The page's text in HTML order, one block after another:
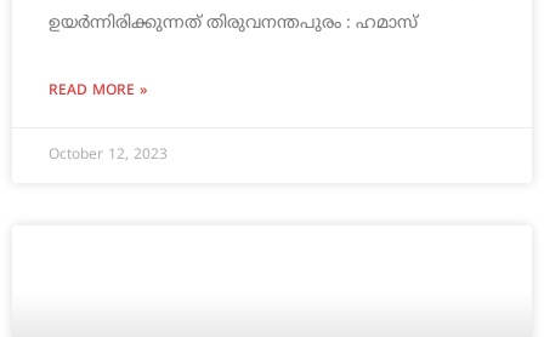
ഉയര്‍ന്നിരിക്കുന്നത് തിരുവനന്തപുരം : ഹമാസ്
READ MORE »
October 12, 2023